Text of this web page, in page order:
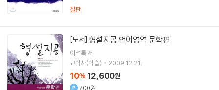
절판
[도서] 형설지공 언어영역 문학편
이석록저
교학사(학습)
2009.12.21.
10% 12,600원
700원